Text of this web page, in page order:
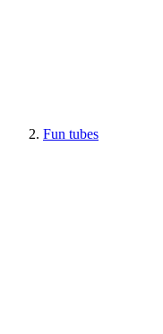
Fun tubes